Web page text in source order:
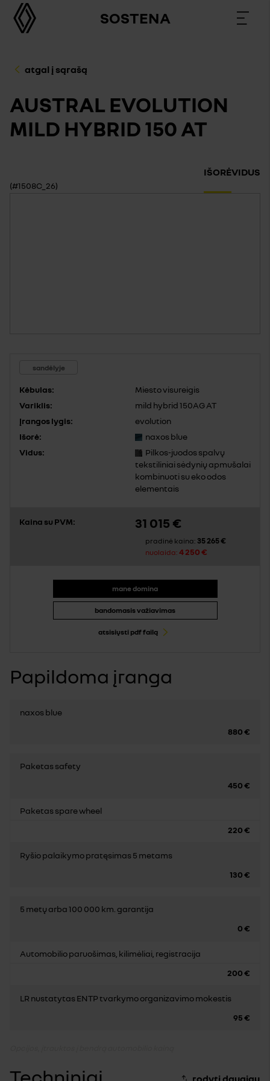
SOSTENA
atgal į sąrašą
AUSTRAL EVOLUTION
MILD HYBRID 150 AT
(#1508C_26)
IŠORĖVIDUS
sandėlyje
Kėbulas:
Miesto visureigis
Variklis:
mild hybrid 150AG AT
Įrangos lygis:
evolution
Išorė:
naxos blue
Vidus:
Pilkos-juodos spalvų
tekstiliniai sėdynių apmušalai
kombinuoti su eko odos
elementais
Kaina su PVM: 31 015 €
pradinė kaina: 35 265 €
nuolaida: 4 250 €
mane domina
bandomasis važiavimas
atsisiųsti pdf failą
Papildoma įranga
naxos blue
880 €
Paketas safety
450 €
Paketas spare wheel
220 €
Ryšio palaikymo pratęsimas 5 metams
130 €
5 metų arba 100 000 km. garantija
0 €
Automobilio paruošimas, kilimėliai, registracija
200 €
LR nustatytas ENTP tvarkymo organizavimo mokestis
95 €